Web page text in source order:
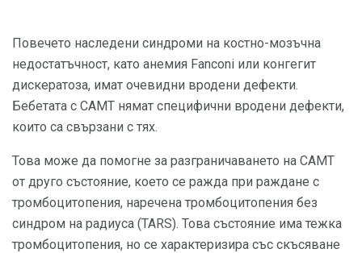
Повечето наследени синдроми на костно-мозъчна
недостатъчност, като анемия Fanconi или конгегит
дискератоза, имат очевидни вродени дефекти.
Бебетата с CAMT нямат специфични вродени дефекти,
които са свързани с тях.
Това може да помогне за разграничаването на CAMT
от друго състояние, което се ражда при раждане с
тромбоцитопения, наречена тромбоцитопения без
синдром на радиуса (TARS). Това състояние има тежка
тромбоцитопения, но се характеризира със скъсяване